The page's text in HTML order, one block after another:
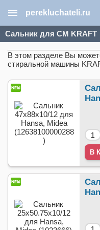
perekluchateli.ru
Сальник для СМ KRAFT
В этом разделе Вы
стиральной машины